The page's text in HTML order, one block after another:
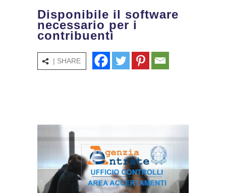
Disponibile il software
necessario per i
contribuenti
| SHARE